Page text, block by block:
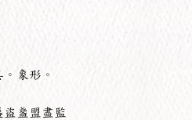
象形。
盜盞盟盡監